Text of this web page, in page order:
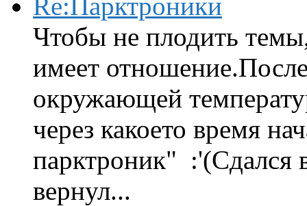
Чтобы не плодить
имеет
окружающей
через какоето время
парктроник" :'(Сдался
вернул...